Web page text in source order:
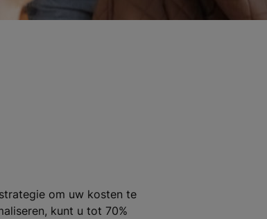
om uw kosten te
kunt u tot 70%